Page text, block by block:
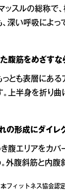
ッスルの総称で
深い呼吸によっ
腹筋をめざすなら
とも表層にあ
上半身を折り曲
の形成にダイレ
腹エリアをカバ
外腹斜筋と内腹
フィットネス協会認